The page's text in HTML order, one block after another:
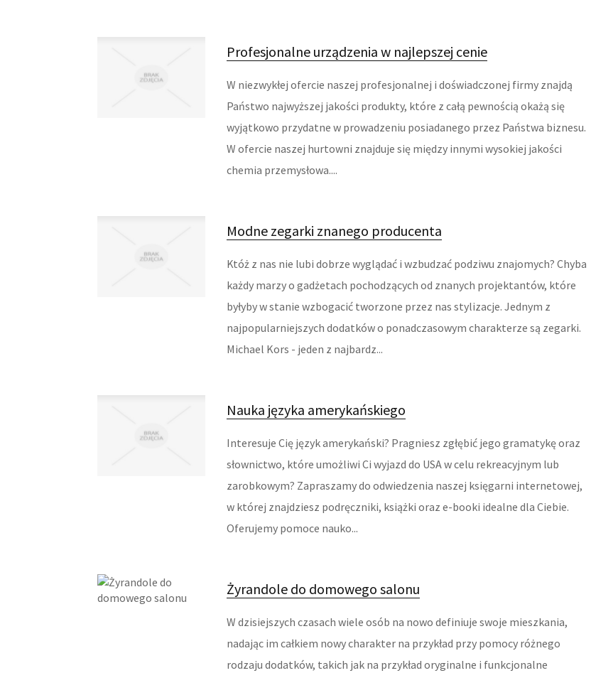
Profesjonalne urządzenia w najlepszej cenie
W niezwykłej ofercie naszej profesjonalnej i doświadczonej firmy znajdą
Państwo najwyższej jakości produkty, które z całą pewnością okażą się
wyjątkowo przydatne w prowadzeniu posiadanego przez Państwa biznesu.
W ofercie naszej hurtowni znajduje się między innymi wysokiej jakości
chemia przemysłowa....
Modne zegarki znanego producenta
Któż z nas nie lubi dobrze wyglądać i wzbudzać podziwu znajomych? Chyba
każdy marzy o gadżetach pochodzących od znanych projektantów, które
byłyby w stanie wzbogacić tworzone przez nas stylizacje. Jednym z
najpopularniejszych dodatków o ponadczasowym charakterze są zegarki.
Michael Kors - jeden z najbardz...
Nauka języka amerykańskiego
Interesuje Cię język amerykański? Pragniesz zgłębić jego gramatykę oraz
słownictwo, które umożliwi Ci wyjazd do USA w celu rekreacyjnym lub
zarobkowym? Zapraszamy do odwiedzenia naszej księgarni internetowej,
w której znajdziesz podręczniki, książki oraz e-booki idealne dla Ciebie.
Oferujemy pomoce nauko...
Żyrandole do domowego salonu
W dzisiejszych czasach wiele osób na nowo definiuje swoje mieszkania,
nadając im całkiem nowy charakter na przykład przy pomocy różnego
rodzaju dodatków, takich jak na przykład oryginalne i funkcjonalne